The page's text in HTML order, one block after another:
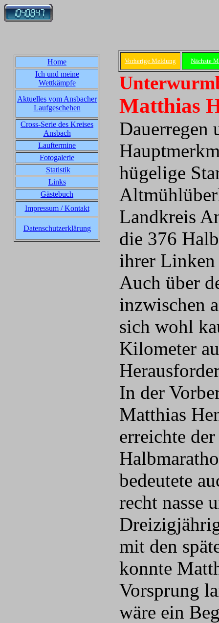
Home
Ich und meine
Wettkämpfe
Aktuelles vom Ansbacher
Laufgeschehen
Cross-Serie des Kreises
Ansbach
Lauftermine
Fotogalerie
Statistik
Links
Gästebuch
Impressum / Kontakt
Datenschutzerklärung
Vorherige Meldung Nächste
Matthias
Dauerregen
hügelige
Landkreis
die 376
ihrer Linken
Auch über
inzwischen
sich wohl
Kilometer
In der
Matthias
erreichte
bedeutete
recht nasse
mit den
konnte
Vorsprung
wäre ein